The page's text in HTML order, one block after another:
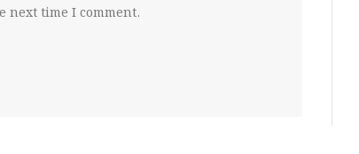
next time I comment.